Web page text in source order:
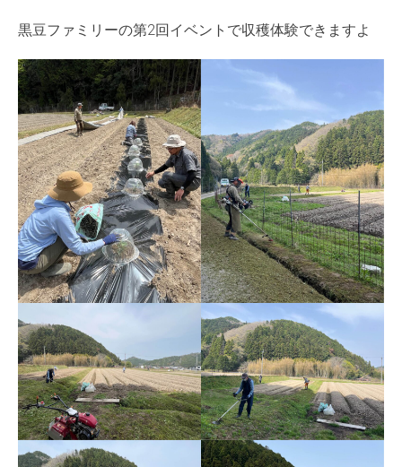
黒豆ファミリーの第2回イベントで収穫体験できますよ